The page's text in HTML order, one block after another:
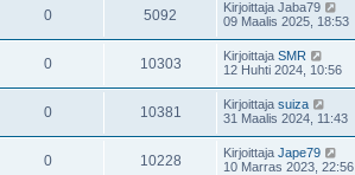
0 5092 Kirjoittaja Jaba79
09 Maalis 2025, 18:53
0 10303 Kirjoittaja SMR
12 Huhti 2024, 10:56
0 10381 Kirjoittaja suiza
31 Maalis 2024, 11:43
0 10228 Kirjoittaja Jape79
10 Marras 2023, 22:56